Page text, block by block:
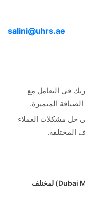
salini@uhrs.ae
في التعامل مع
الضيافة المتميزة.
حل مشكلات العملاء
المختلفة.
وظائف مترو دبي (Dubai Metro) لمختلف